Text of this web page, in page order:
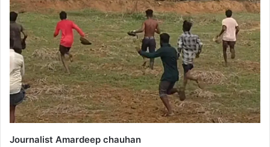
Journalist Amardeep chauhan